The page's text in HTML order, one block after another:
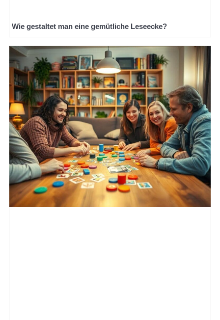
Wie gestaltet man eine gemütliche Leseecke?